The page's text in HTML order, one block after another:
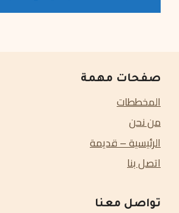
صفحات مهمة
المخططات
من نحن
الرئيسية – قديمة
اتصل بنا
تواصل معنا